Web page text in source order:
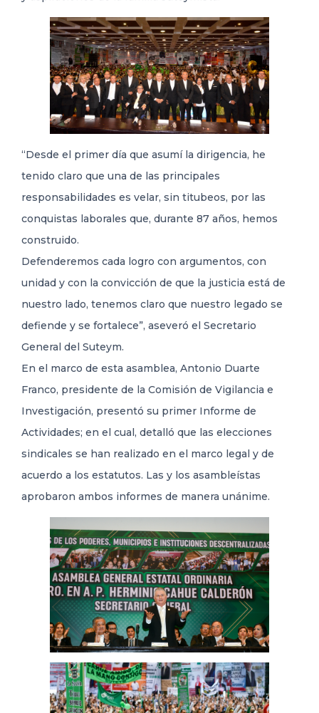
“Desde el primer día que asumí la dirigencia, he
tenido claro que una de las principales
responsabilidades es velar, sin titubeos, por las
conquistas laborales que, durante 87 años, hemos
construido.
Defenderemos cada logro con argumentos, con
unidad y con la convicción de que la justicia está de
nuestro lado, tenemos claro que nuestro legado se
defiende y se fortalece”, aseveró el Secretario
General del Suteym.
En el marco de esta asamblea, Antonio Duarte
Franco, presidente de la Comisión de Vigilancia e
Investigación, presentó su primer Informe de
Actividades; en el cual, detalló que las elecciones
sindicales se han realizado en el marco legal y de
acuerdo a los estatutos. Las y los asambleístas
aprobaron ambos informes de manera unánime.